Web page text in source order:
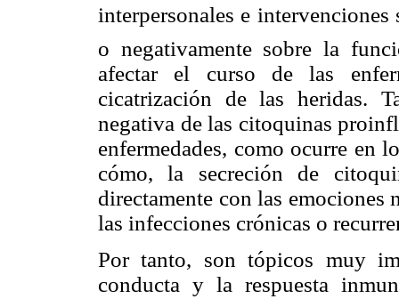
interpersonales e intervenciones
o negativamente sobre la
afectar el curso de las
cicatrización de las heridas.
negativa de las citoquinas
enfermedades, como ocurre en
cómo, la secreción de
directamente con las emociones
las infecciones crónicas o
Por tanto, son tópicos muy
conducta y la respuesta